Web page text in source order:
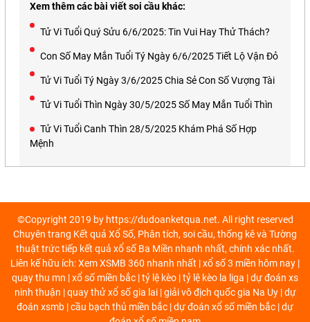
Xem thêm các bài viết soi cầu khác:
Tử Vi Tuổi Quý Sửu 6/6/2025: Tin Vui Hay Thử Thách?
Con Số May Mắn Tuổi Tý Ngày 6/6/2025 Tiết Lộ Vận Đỏ
Tử Vi Tuổi Tý Ngày 3/6/2025 Chia Sẻ Con Số Vượng Tài
Tử Vi Tuổi Thìn Ngày 30/5/2025 Số May Mắn Tuổi Thìn
Tử Vi Tuổi Canh Thìn 28/5/2025 Khám Phá Số Hợp
Mệnh
©Copyright 2019 by https://dudoanketqua.net. All right reserved
Chuyên trang Kết quả Xổ Số, Phân tích, soi cầu, thống kê và Tường
thuật trức tiếp kết quả xổ số Ba Miền nhanh nhất, chính xác nhất.
Liên kế hữu ích: XemXSMB 360 nhanh nhất |xổ số 3 miền hôm nay |
quay thu mn |xổ số miền bắc |tỷ lệ kèo |tỷ lệ kèo la liga |dự đoán xs
ninh thuận |quay thử xổ số gia lai|giải vô địch quốc gia Na Uy|dự
đoán xsmb |cầu bạch thủ miền bắc |dự đoán xổ số miền bắc |dự